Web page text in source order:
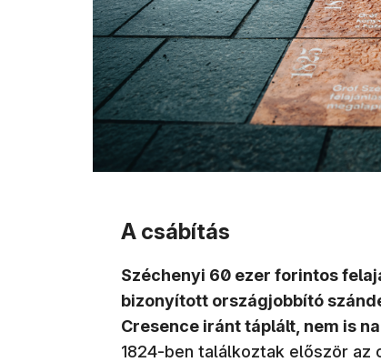
A csábítás
Széchenyi 60 ezer forintos
bizonyított országjobbító
Cresence iránt táplált, nem is
1824-ben találkoztak először